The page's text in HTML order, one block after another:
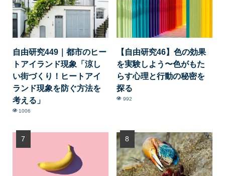
自由研究449｜都市のヒー
トアイランド現象「涼し
い街づくり！ヒートアイ
ランド現象を防ぐ方法を
考える」
1006
【自由研究46】色の効果
を実験しよう〜色がもた
らす心理と行動の秘密を
探る
992